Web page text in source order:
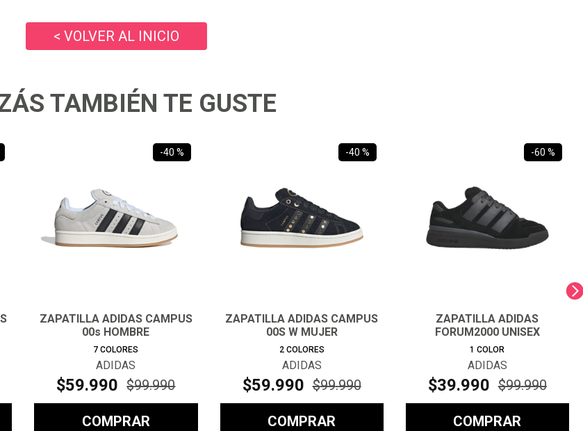
< VOLVER AL INICIO
TAMBIÉN TE GUSTE
-40 %
ZAPATILLA ADIDAS CAMPUS
00s HOMBRE
7 COLORES
ADIDAS
$59.990 $99.990
COMPRAR
-40 %
ZAPATILLA ADIDAS CAMPUS
00S W MUJER
2 COLORES
ADIDAS
$59.990 $99.990
COMPRAR
-60 %
ZAPATILLA ADIDAS
FORUM2000 UNISEX
1 COLOR
ADIDAS
$39.990 $99.990
COMPRAR